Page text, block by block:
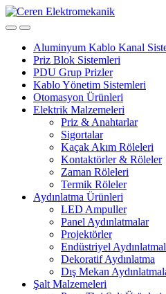
Skip
to
Skip
to
Aluminyum Kablo Kanal
Priz Blok Sistemleri
PDU Grup Prizler
Kablo Yönetim Sistemleri
Otomasyon Ürünleri
Elektrik Malzemeleri
Priz & Anahtarlar
Sigortalar
Kaçak Akım Röleleri
Kontaktörler & Röleler
Zaman Röleleri
Termik Röleler
Aydınlatma Ürünleri
LED Ampuller
Panel Aydınlatmalar
Projektörler
Endüstriyel
Dekoratif Aydınlatma
Dış Mekan
Şalt Malzemeleri